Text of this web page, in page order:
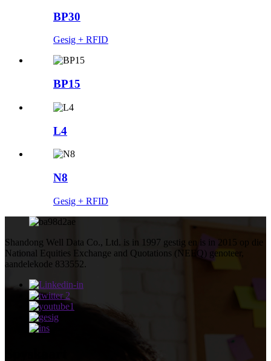
BP30
Gesig + RFID
BP15
L4
N8
Gesig + RFID
Shandong Well Data Co., Ltd. is in 1997 gestig en is in 2015 op die
National Equities Exchange and Quotations (NEEQ) genoteer,
aandelekode 833552.